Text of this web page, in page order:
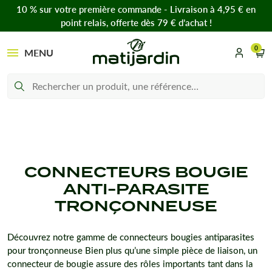
10 % sur votre première commande - Livraison à 4,95 € en
point relais, offerte dès 79 € d’achat !
MENU 0
CONNECTEURS BOUGIE
ANTI-PARASITE
TRONÇONNEUSE
Découvrez notre gamme de connecteurs bougies antiparasites
pour tronçonneuse Bien plus qu’une simple pièce de liaison, un
connecteur de bougie assure des rôles importants tant dans la